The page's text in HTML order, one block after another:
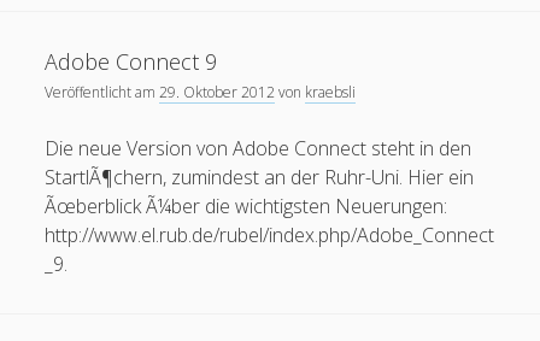
Literaturkarte Ruhr
Open RUB
Tangoevino
Erik GrundmannzuAuswirkungen von KI auf die
Bildungspraxis
Adobe Connect 9
Veröffentlicht am29. Oktober 2012von kraebsli
Die neue Version von Adobe Connect steht in den
StartlÃ¶chern, zumindest an der Ruhr-Uni. Hier ein
Ãœberblick Ã¼ber die wichtigsten Neuerungen:
http://www.el.rub.de/rubel/index.php/Adobe_Connect
_9.